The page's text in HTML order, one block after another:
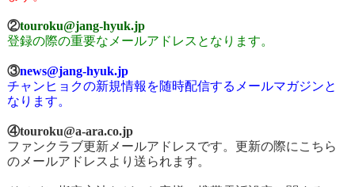
②touroku@jang-hyuk.jp
登録の際の重要なメールアドレスとなります。
③news@jang-hyuk.jp
チャンヒョクの新規情報を随時配信するメールマガジンと
なります。
④touroku@a-ara.co.jp
ファンクラブ更新メールアドレスです。更新の際にこちら
のメールアドレスより送られます。